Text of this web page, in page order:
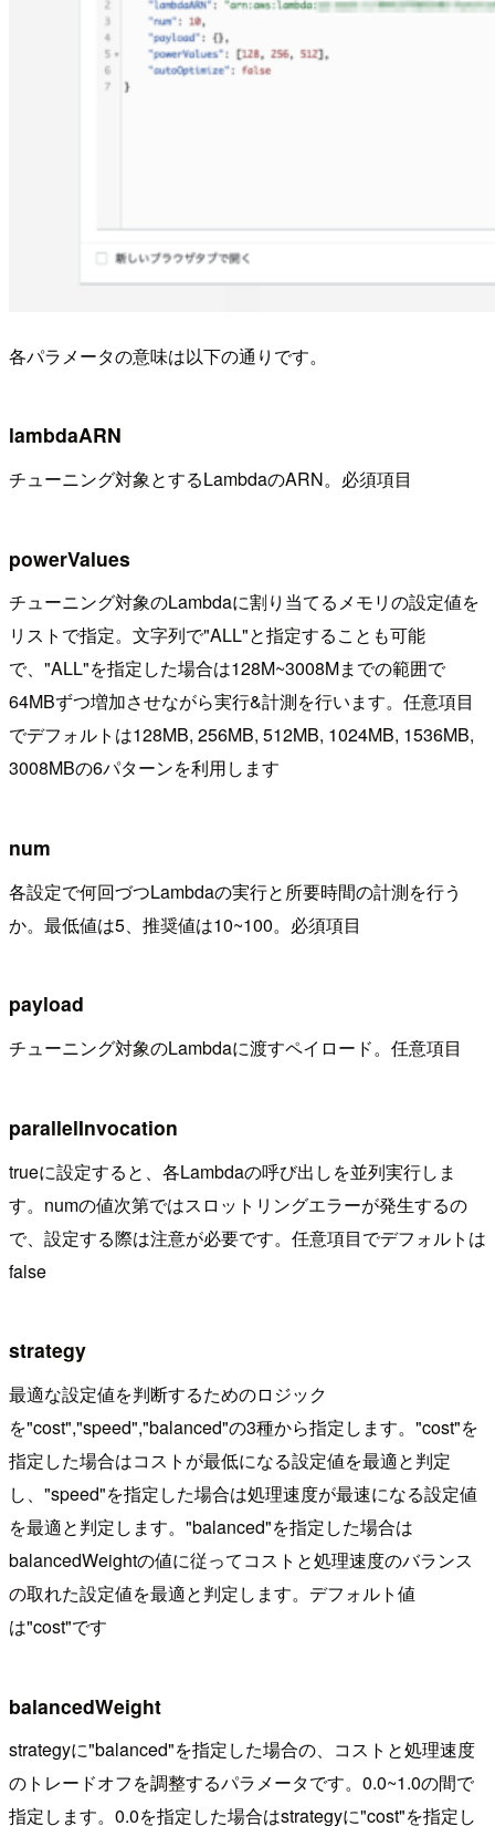
各パラメータの意味は以下の通りです。
lambdaARN
チューニング対象とするLambdaのARN。必須項目
powerValues
チューニング対象のLambdaに割り当てるメモリの設定値を
リストで指定。文字列で"ALL"と指定することも可能
で、"ALL"を指定した場合は128M~3008Mまでの範囲で
64MBずつ増加させながら実行&計測を行います。任意項目
でデフォルトは128MB, 256MB, 512MB, 1024MB, 1536MB,
3008MBの6パターンを利用します
num
各設定で何回づつLambdaの実行と所要時間の計測を行う
か。最低値は5、推奨値は10~100。必須項目
payload
チューニング対象のLambdaに渡すペイロード。任意項目
parallelInvocation
trueに設定すると、各Lambdaの呼び出しを並列実行しま
す。numの値次第ではスロットリングエラーが発生するの
で、設定する際は注意が必要です。任意項目でデフォルトは
false
strategy
最適な設定値を判断するためのロジック
を"cost","speed","balanced"の3種から指定します。"cost"を
指定した場合はコストが最低になる設定値を最適と判定
し、"speed"を指定した場合は処理速度が最速になる設定値
を最適と判定します。"balanced"を指定した場合は
balancedWeightの値に従ってコストと処理速度のバランス
の取れた設定値を最適と判定します。デフォルト値
は"cost"です
balancedWeight
strategyに"balanced"を指定した場合の、コストと処理速度
のトレードオフを調整するパラメータです。0.0~1.0の間で
指定します。0.0を指定した場合はstrategyに"cost"を指定し